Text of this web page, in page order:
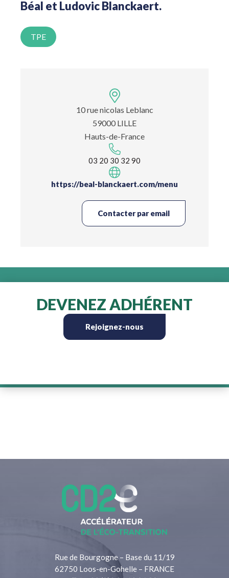
Béal et Ludovic Blanckaert.
TPE
10 rue nicolas Leblanc
59000 LILLE
Hauts-de-France
03 20 30 32 90
https://beal-blanckaert.com/menu
Contacter par email
DEVENEZ ADHÉRENT
Rejoignez-nous
Rue de Bourgogne – Base du 11/19
62750 Loos-en-Gohelle – FRANCE